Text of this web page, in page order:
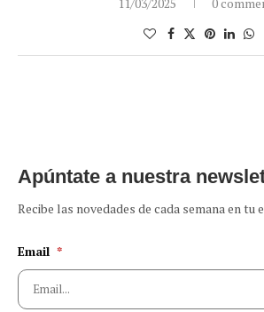
Apúntate a nuestra
Recibe las novedades de cada semana en tu
Email *